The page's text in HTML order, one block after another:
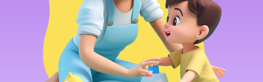
Наш бебиситтер с радостью
позаботится о вашем
ребенке, пока вы будете
заниматься шопингом,